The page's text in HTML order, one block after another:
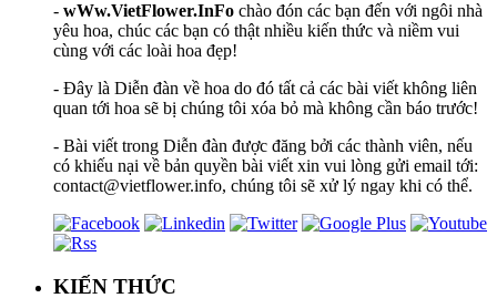
- wWw.VietFlower.InFo chào đón các bạn đến với ngôi nhà
yêu hoa, chúc các bạn có thật nhiều kiến thức và niềm vui
cùng với các loài hoa đẹp!
- Đây là Diễn đàn về hoa do đó tất cả các bài viết không liên
quan tới hoa sẽ bị chúng tôi xóa bỏ mà không cần báo trước!
- Bài viết trong Diễn đàn được đăng bởi các thành viên, nếu
có khiếu nại về bản quyền bài viết xin vui lòng gửi email tới:
contact@vietflower.info, chúng tôi sẽ xử lý ngay khi có thể.
KIẾN THỨC